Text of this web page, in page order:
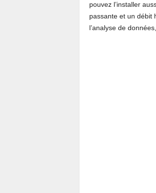
pouvez l’installer
passante et un débit
l’analyse de